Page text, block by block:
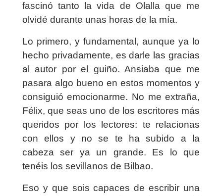
fascinó tanto la vida de Olalla que me
olvidé durante unas horas de la mía.
Lo primero, y fundamental, aunque ya lo
hecho privadamente, es darle las gracias
al autor por el guiño. Ansiaba que me
pasara algo bueno en estos momentos y
consiguió emocionarme. No me extraña,
Félix, que seas uno de los escritores más
queridos por los lectores: te relacionas
con ellos y no se te ha subido a la
cabeza ser ya un grande. Es lo que
tenéis los sevillanos de Bilbao.
Eso y que sois capaces de escribir una